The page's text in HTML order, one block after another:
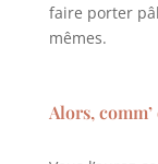
faire porter
mêmes.
Alors,